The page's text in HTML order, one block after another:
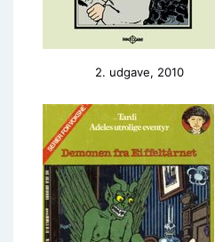
2. udgave, 2010